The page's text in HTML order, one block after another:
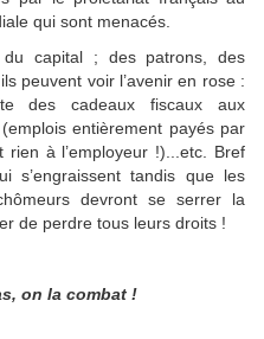
qui sont menacés.
capital ; des patrons, des
peuvent voir l’avenir en rose :
des cadeaux fiscaux aux
entièrement payés par
à l’employeur !)...etc. Bref
s’engraissent tandis que les
devront se serrer la
de perdre tous leurs droits !
on la combat !